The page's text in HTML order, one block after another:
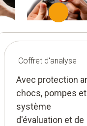
Coffret d'analyse
Avec protection
chocs, pompes et
système
d'évaluation et de